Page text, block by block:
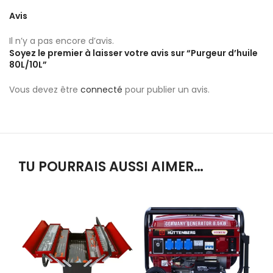
Avis
Il n’y a pas encore d’avis.
Soyez le premier à laisser votre avis sur “Purgeur d’huile
80L/10L”
Vous devez être connecté pour publier un avis.
TU POURRAIS AUSSI AIMER…